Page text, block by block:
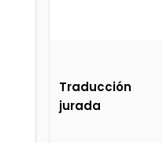
Traducción
jurada